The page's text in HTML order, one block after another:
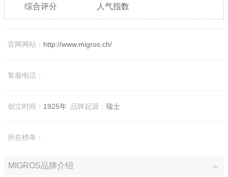
综合评分 人气指数
官网网站： http://www.migros.ch/
客服电话：
创立时间： 1925年 品牌起源： 瑞士
所在榜单：
MIGROS品牌介绍